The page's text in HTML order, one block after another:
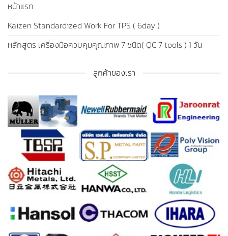
หน้าแรก
Kaizen Standardized Work For TPS ( 6day )
หลักสูตร เครื่องมือควบคุมคุณภาพ 7 ชนิด( QC 7 tools ) 1 วัน
ลูกค้าของเรา